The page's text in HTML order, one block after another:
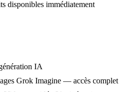
disponibles immédiatement
IA
Grok Imagine — accès complet